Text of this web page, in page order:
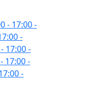
- 17:00-
-
17:00-
17:00-
-